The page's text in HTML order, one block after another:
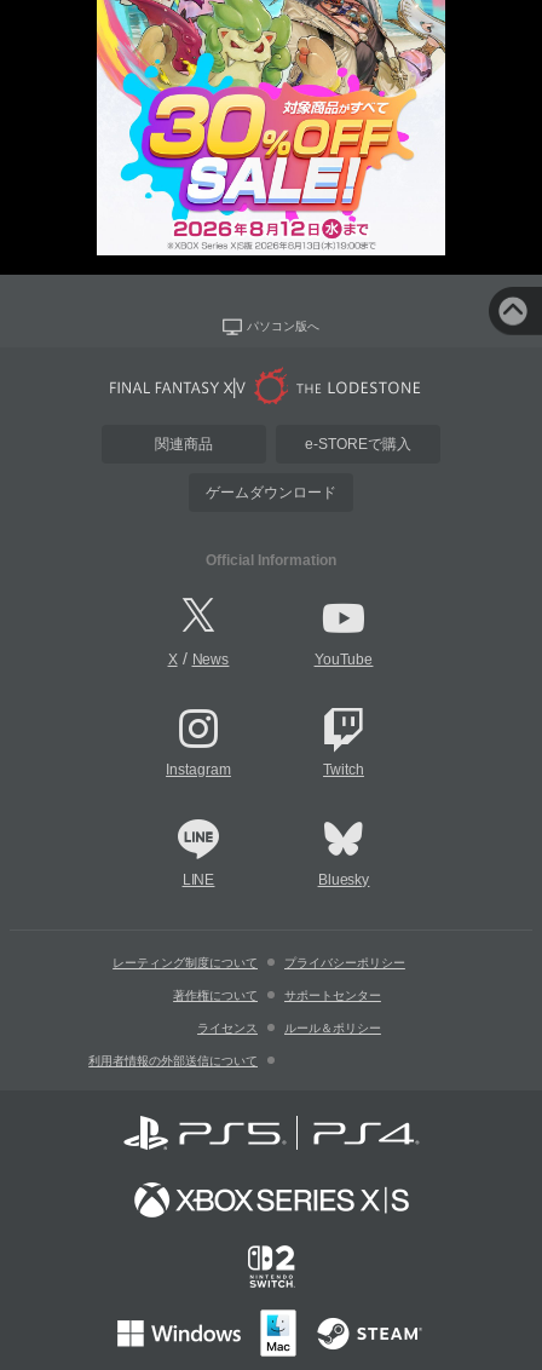
パソコン版へ
関連商品 e-STOREで購入
ゲームダウンロード
Official Information
X/ News YouTube
Instagram Twitch
LINE Bluesky
レーティング制度について プライバシーポリシー
著作権について サポートセンター
ライセンス ルール＆ポリシー
利用者情報の外部送信について